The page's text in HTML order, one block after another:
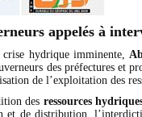
appelés à
crise hydrique imminente,
des préfectures et
de l’exploitation des
des ressources
et de distribution,